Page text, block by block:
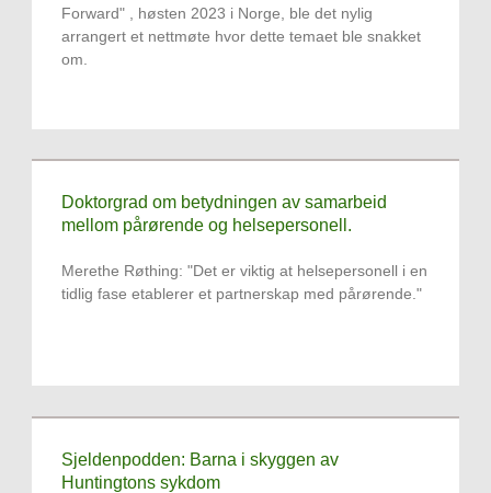
Forward" , høsten 2023 i Norge, ble det nylig
arrangert et nettmøte hvor dette temaet ble snakket
om.
Doktorgrad om betydningen av samarbeid
mellom pårørende og helsepersonell.
Merethe Røthing: "Det er viktig at helsepersonell i en
tidlig fase etablerer et partnerskap med pårørende."
Sjeldenpodden: Barna i skyggen av
Huntingtons sykdom